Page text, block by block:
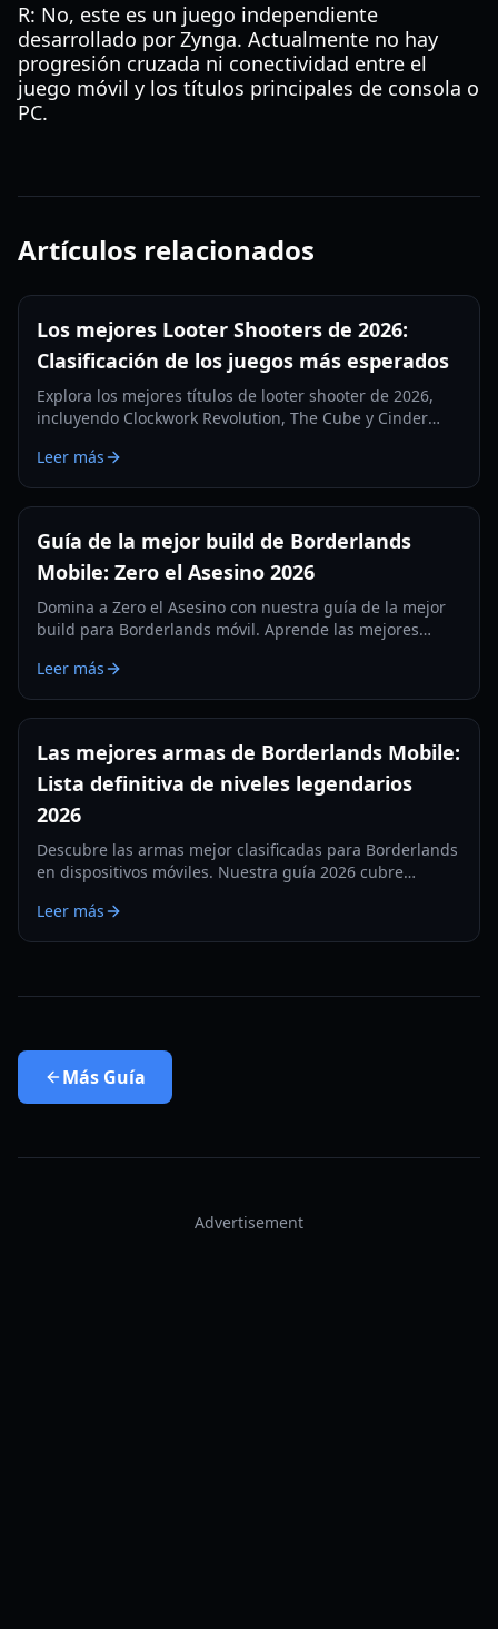
R: No, este es un juego independiente
desarrollado por Zynga. Actualmente no hay
progresión cruzada ni conectividad entre el
juego móvil y los títulos principales de consola o
PC.
Artículos relacionados
Los mejores Looter Shooters de 2026:
Clasificación de los juegos más esperados
Explora los mejores títulos de looter shooter de 2026,
incluyendo Clockwork Revolution, The Cube y Cinder
mecánicas más destacados del año.
Leer más
Guía de la mejor build de Borderlands
Mobile: Zero el Asesino 2026
Domina a Zero el Asesino con nuestra guía de la mejor
build para Borderlands móvil. Aprende las mejores
dispositivos móviles en 2026.
Leer más
Las mejores armas de Borderlands Mobile:
Lista definitiva de niveles legendarios
2026
Descubre las armas mejor clasificadas para Borderlands
en dispositivos móviles. Nuestra guía 2026 cubre
Elpis.
Leer más
Más Guía
Advertisement